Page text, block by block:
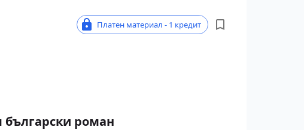
Платен материал - 1 кредит
български роман